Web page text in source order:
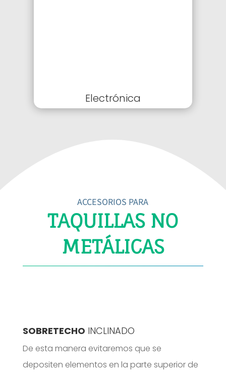
Electrónica
ACCESORIOS PARA
TAQUILLAS NO
METÁLICAS
SOBRETECHO INCLINADO
De esta manera evitaremos que se
depositen elementos en la parte superior de